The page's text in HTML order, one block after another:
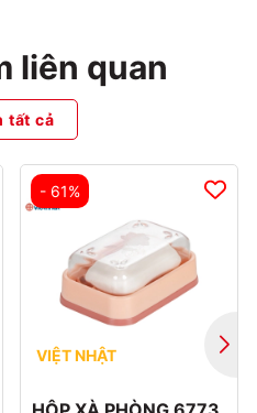
liên quan
tất cả
- 61%
VIỆT NHẬT